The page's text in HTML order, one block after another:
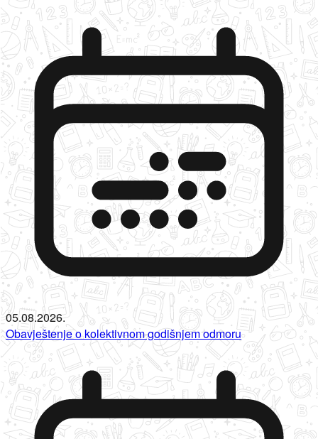
05.08.2026.
Obavještenje o kolektivnom godišnjem odmoru